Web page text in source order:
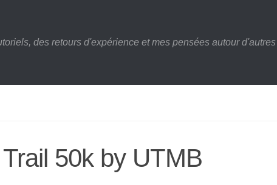
des retours d'expérience et mes pensées autour
50k by UTMB